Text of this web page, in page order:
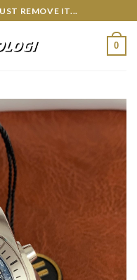
REMOVE IT...
0